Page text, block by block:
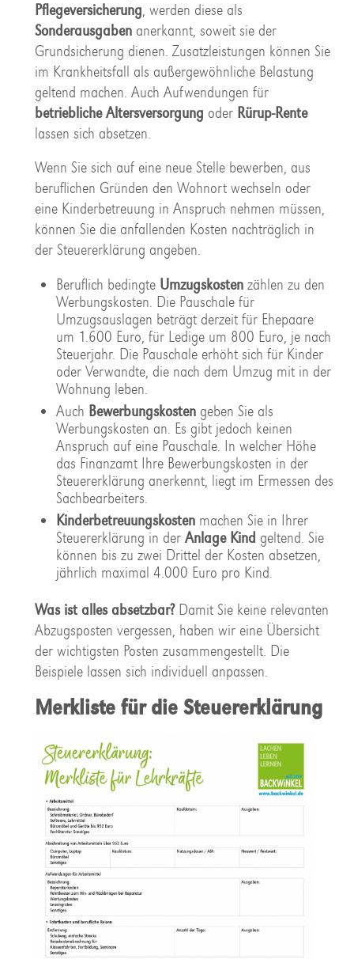
Pflegeversicherung, werden diese als
Sonderausgabenanerkannt, soweit sie der
Grundsicherung dienen. Zusatzleistungen können Sie
im Krankheitsfall als außergewöhnliche Belastung
geltend machen. Auch Aufwendungen für
betriebliche Altersversorgung oder Rürup-Rente
lassen sich absetzen.
Wenn Sie sich auf eine neue Stelle bewerben, aus
beruflichen Gründen den Wohnort wechseln oder
eine Kinderbetreuung in Anspruch nehmen müssen,
können Sie die anfallenden Kosten nachträglich in
der Steuererklärung angeben.
Beruflich bedingte Umzugskostenzählen zu den
Werbungskosten. Die Pauschale für
Umzugsauslagen beträgt derzeit für Ehepaare
um 1.600 Euro, für Ledige um 800 Euro, je nach
Steuerjahr. Die Pauschale erhöht sich für Kinder
oder Verwandte, die nach dem Umzug mit in der
Wohnung leben.
Auch Bewerbungskostengeben Sie als
Werbungskosten an. Es gibt jedoch keinen
Anspruch auf eine Pauschale. In welcher Höhe
das Finanzamt Ihre Bewerbungskosten in der
Steuererklärung anerkennt, liegt im Ermessen des
Sachbearbeiters.
Kinderbetreuungskostenmachen Sie in Ihrer
Steuererklärung in der Anlage Kind geltend. Sie
können bis zu zwei Drittel der Kosten absetzen,
jährlich maximal 4.000 Euro pro Kind.
Was ist alles absetzbar? Damit Sie keine relevanten
Abzugsposten vergessen, haben wir eine Übersicht
der wichtigsten Posten zusammengestellt. Die
Beispiele lassen sich individuell anpassen.
Merkliste für die Steuererklärung